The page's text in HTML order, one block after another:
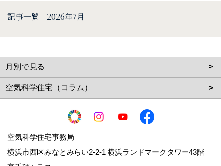
記事一覧｜2026年7月
空気科学住宅事務局
横浜市西区みなとみらい2-2-1 横浜ランドマークタワー43階